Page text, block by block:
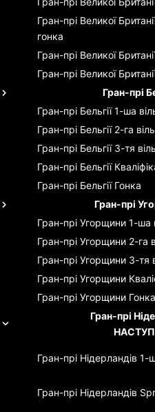
Гран-прі Великої
гонка
Гран-прі Великої
Гран-прі Великої
Гран-прі
Гран-прі Бельгії 1-ша
Гран-прі Бельгії 2-га
Гран-прі Бельгії 3-тя
Гран-прі Бельгії
Гран-прі Бельгії Гонка
Гран-прі
Гран-прі Угорщини 1-ша
Гран-прі Угорщини 2-га
Гран-прі Угорщини 3-тя
Гран-прі Угорщини
Гран-прі Угорщини Гонка
Гран-прі
Гран-прі Нідерландів 1-
Гран-прі Нідерландів